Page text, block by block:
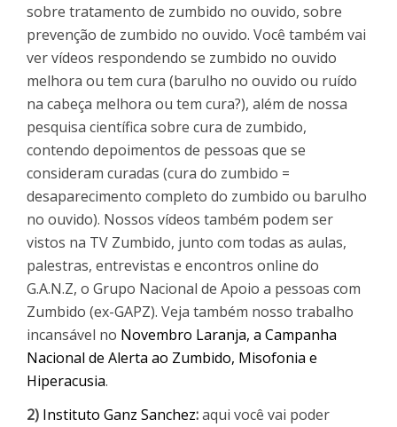
sobre tratamento de zumbido no ouvido, sobre
prevenção de zumbido no ouvido. Você também vai
ver vídeos respondendo se zumbido no ouvido
melhora ou tem cura (barulho no ouvido ou ruído
na cabeça melhora ou tem cura?), além de nossa
pesquisa científica sobre cura de zumbido,
contendo depoimentos de pessoas que se
consideram curadas (cura do zumbido =
desaparecimento completo do zumbido ou barulho
no ouvido). Nossos vídeos também podem ser
vistos na TV Zumbido, junto com todas as aulas,
palestras, entrevistas e encontros online do
G.A.N.Z, o Grupo Nacional de Apoio a pessoas com
Zumbido (ex-GAPZ). Veja também nosso trabalho
incansável no Novembro Laranja, a Campanha
Nacional de Alerta ao Zumbido, Misofonia e
Hiperacusia.
2) Instituto Ganz Sanchez:aqui você vai poder